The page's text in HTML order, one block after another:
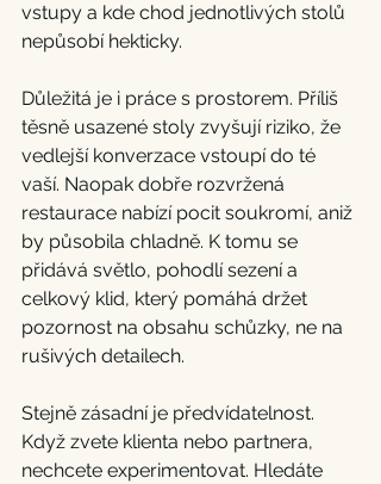
vstupy a kde chod jednotlivých stolů
nepůsobí hekticky.
Důležitá je i práce s prostorem. Příliš
těsně usazené stoly zvyšují riziko, že
vedlejší konverzace vstoupí do té
vaší. Naopak dobře rozvržená
restaurace nabízí pocit soukromí, aniž
by působila chladně. K tomu se
přidává světlo, pohodlí sezení a
celkový klid, který pomáhá držet
pozornost na obsahu schůzky, ne na
rušivých detailech.
Stejně zásadní je předvídatelnost.
Když zvete klienta nebo partnera,
nechcete experimentovat. Hledáte